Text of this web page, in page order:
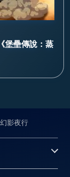
堡壘傳說：蒸
影夜行